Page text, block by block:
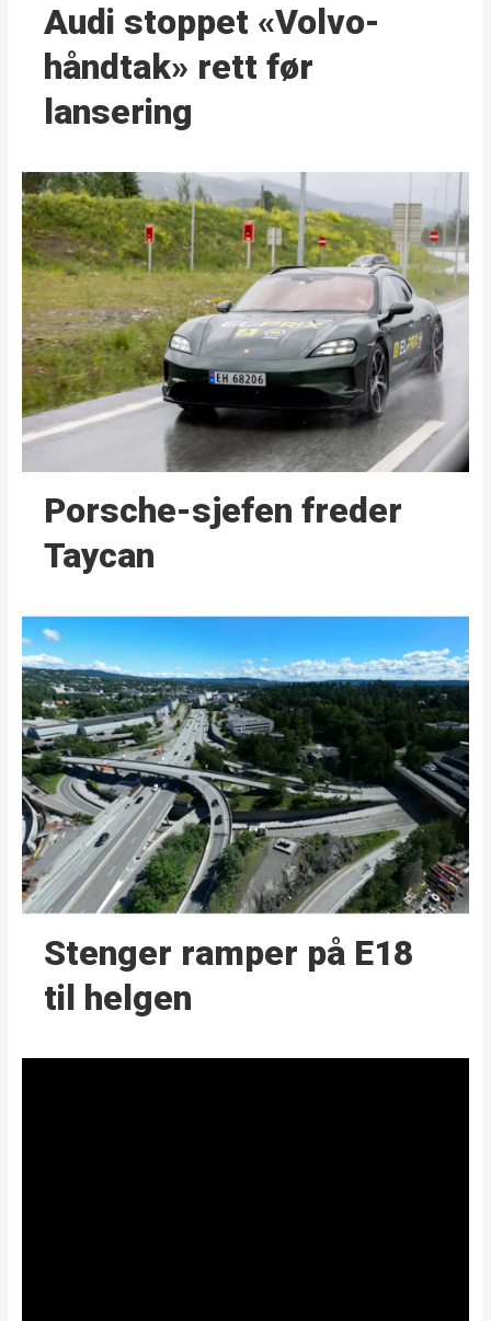
Audi stoppet «Volvo-
håndtak» rett før
lansering
Porsche-sjefen freder
Taycan
Stenger ramper på E18
til helgen